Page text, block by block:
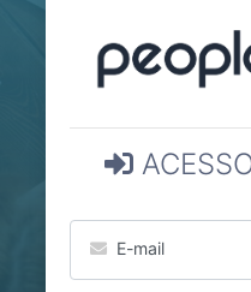
E-mail